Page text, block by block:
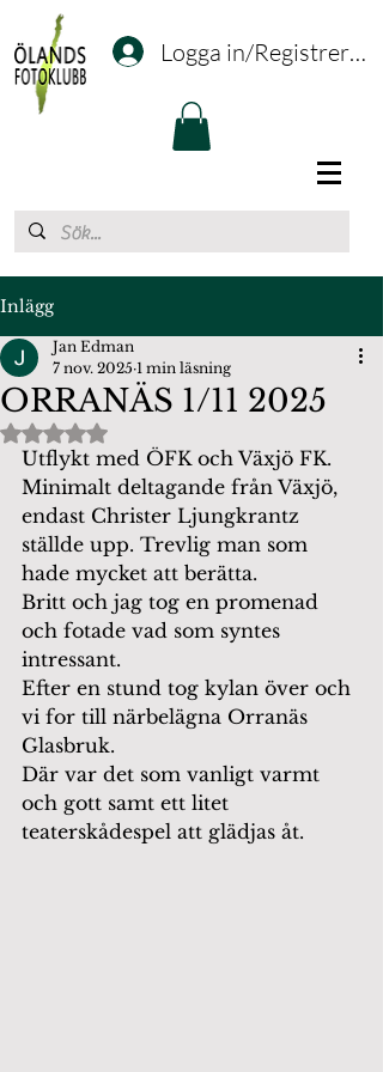
Logga in/Registrering
Inlägg
ORRANÄS 1/11 2025
Jan Edman
7 nov. 2025 1 min läsning
Betygsatt till NaN av 5 stjärnor.
Utflykt med ÖFK och Växjö FK.
Minimalt deltagande från Växjö,
endast Christer Ljungkrantz
ställde upp. Trevlig man som
hade mycket att berätta.
Britt och jag tog en promenad
och fotade vad som syntes
intressant.
Efter en stund tog kylan över och
vi for till närbelägna Orranäs
Glasbruk.
Där var det som vanligt varmt
och gott samt ett litet
teaterskådespel att glädjas åt.